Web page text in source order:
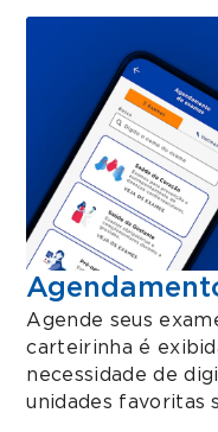
Agende seus
carteirinha é
necessidade de
unidades favoritas